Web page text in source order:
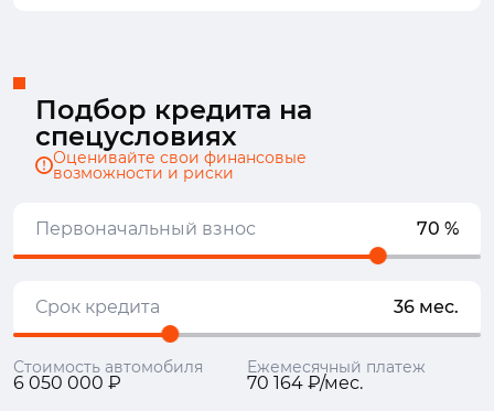
Подбор кредита на
спецусловиях
Оценивайте свои финансовые
возможности и риски
Первоначальный взнос 70 %
Срок кредита 36 мес.
Стоимость автомобиля
6 050 000 ₽
Ежемесячный платеж
70 164 ₽/мес.